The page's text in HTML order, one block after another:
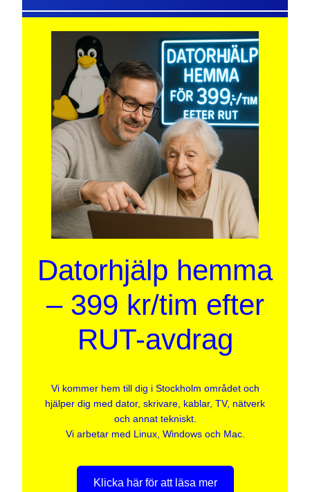
Datorhjälp hemma
– 399 kr/tim efter
RUT-avdrag
Vi kommer hem till dig i Stockholm området och
hjälper dig med dator, skrivare, kablar, TV, nätverk
och annat tekniskt.
Vi arbetar med Linux, Windows och Mac.
Klicka här för att läsa mer